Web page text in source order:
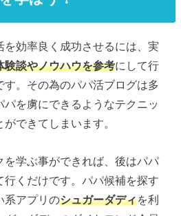
を効率良く成功させるには、実
験談やノウハウを参考にして行
す。その為のパパ活ブログは多
パを虜にできるようなテクニッ
できてしまいます。
を学ぶ事ができれば、後はパパ
くだけです。パパ候補を探す
系アプリのシュガーダディを利